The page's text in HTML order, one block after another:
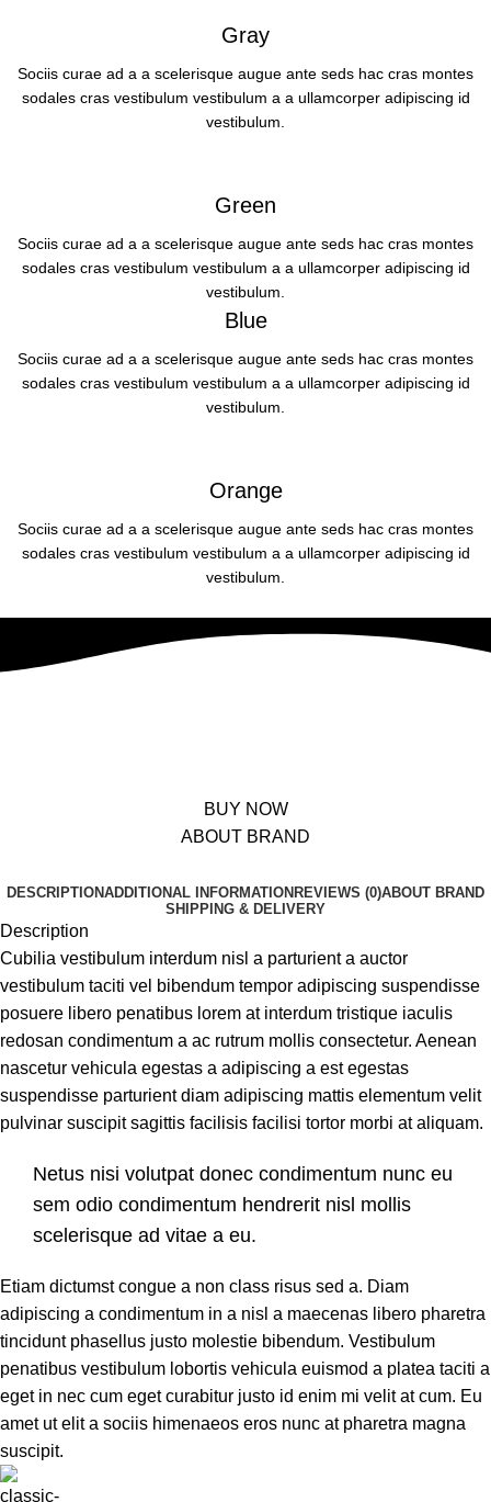
Gray
Sociis curae ad a a scelerisque augue ante seds hac cras montes
sodales cras vestibulum vestibulum a a ullamcorper adipiscing id
vestibulum.
Green
Sociis curae ad a a scelerisque augue ante seds hac cras montes
sodales cras vestibulum vestibulum a a ullamcorper adipiscing id
vestibulum.
Blue
Sociis curae ad a a scelerisque augue ante seds hac cras montes
sodales cras vestibulum vestibulum a a ullamcorper adipiscing id
vestibulum.
Orange
Sociis curae ad a a scelerisque augue ante seds hac cras montes
sodales cras vestibulum vestibulum a a ullamcorper adipiscing id
vestibulum.
BUY NOW
ABOUT BRAND
DESCRIPTIONADDITIONAL INFORMATION REVIEWS (0)ABOUT BRAND
SHIPPING & DELIVERY
Description
Cubilia vestibulum interdum nisl a parturient a auctor
vestibulum taciti vel bibendum tempor adipiscing suspendisse
posuere libero penatibus lorem at interdum tristique iaculis
redosan condimentum a ac rutrum mollis consectetur. Aenean
nascetur vehicula egestas a adipiscing a est egestas
suspendisse parturient diam adipiscing mattis elementum velit
pulvinar suscipit sagittis facilisis facilisi tortor morbi at aliquam.
Netus nisi volutpat donec condimentum nunc eu
sem odio condimentum hendrerit nisl mollis
scelerisque ad vitae a eu.
Etiam dictumst congue a non class risus sed a. Diam
adipiscing a condimentum in a nisl a maecenas libero pharetra
tincidunt phasellus justo molestie bibendum. Vestibulum
penatibus vestibulum lobortis vehicula euismod a platea taciti a
eget in nec cum eget curabitur justo id enim mi velit at cum. Eu
amet ut elit a sociis himenaeos eros nunc at pharetra magna
suscipit.